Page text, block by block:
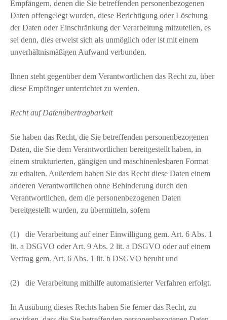
Empfängern, denen die Sie betreffenden personenbezogenen
Daten offengelegt wurden, diese Berichtigung oder Löschung
der Daten oder Einschränkung der Verarbeitung mitzuteilen, es
sei denn, dies erweist sich als unmöglich oder ist mit einem
unverhältnismäßigen Aufwand verbunden.
Ihnen steht gegenüber dem Verantwortlichen das Recht zu, über
diese Empfänger unterrichtet zu werden.
Recht auf Datenübertragbarkeit
Sie haben das Recht, die Sie betreffenden personenbezogenen
Daten, die Sie dem Verantwortlichen bereitgestellt haben, in
einem strukturierten, gängigen und maschinenlesbaren Format
zu erhalten. Außerdem haben Sie das Recht diese Daten einem
anderen Verantwortlichen ohne Behinderung durch den
Verantwortlichen, dem die personenbezogenen Daten
bereitgestellt wurden, zu übermitteln, sofern
(1) die Verarbeitung auf einer Einwilligung gem. Art. 6 Abs. 1
lit. a DSGVO oder Art. 9 Abs. 2 lit. a DSGVO oder auf einem
Vertrag gem. Art. 6 Abs. 1 lit. b DSGVO beruht und
(2) die Verarbeitung mithilfe automatisierter Verfahren erfolgt.
In Ausübung dieses Rechts haben Sie ferner das Recht, zu